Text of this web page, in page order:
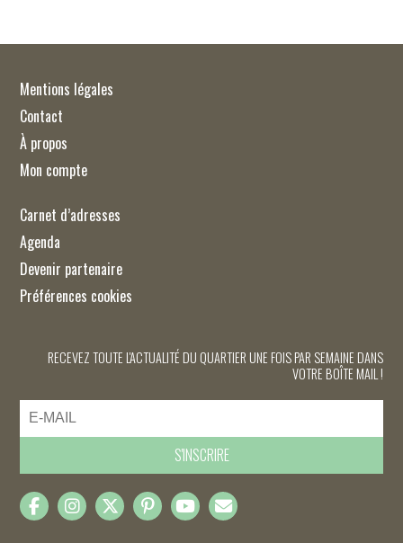
Mentions légales
Contact
À propos
Mon compte
Carnet d’adresses
Agenda
Devenir partenaire
Préférences cookies
RECEVEZ TOUTE L'ACTUALITÉ DU QUARTIER UNE FOIS PAR SEMAINE DANS
VOTRE BOÎTE MAIL !